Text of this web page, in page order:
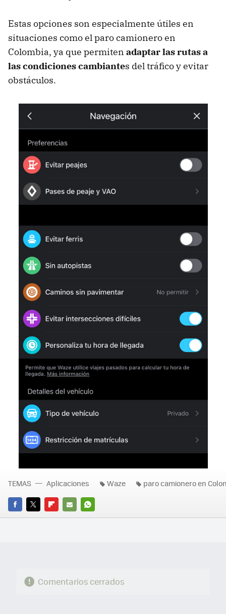
Estas opciones son especialmente útiles en
situaciones como el paro camionero en
Colombia, ya que permiten adaptar las rutas a
las condiciones cambiantes del tráfico y evitar
obstáculos.
FACEBOOK
TWITTERFLIPBOARD
E-
WHATSAPP
TEMAS Aplicaciones Waze paro camionero en
Comentarios cerrados